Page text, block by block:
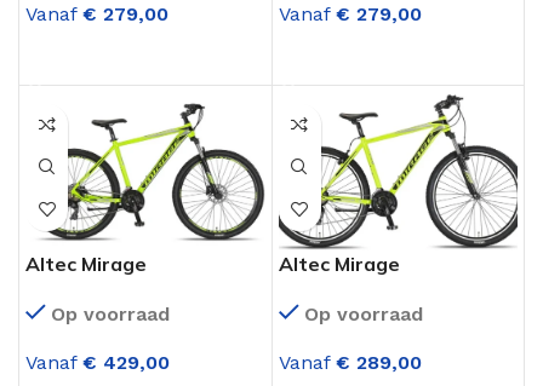
Vanaf € 279,00 Vanaf € 279,00
Altec Mirage
lime Hydraulische Rem
Op voorraad
Vanaf € 429,00
Altec Mirage
Lime V-Brakes 21v
Op voorraad
Vanaf € 289,00